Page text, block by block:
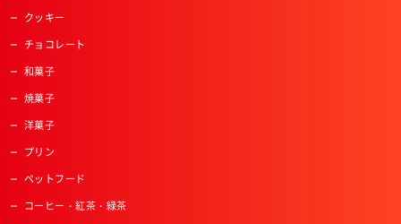
クッキー
チョコレート
和菓子
焼菓子
洋菓子
プリン
ペットフード
コーヒー・紅茶・緑茶